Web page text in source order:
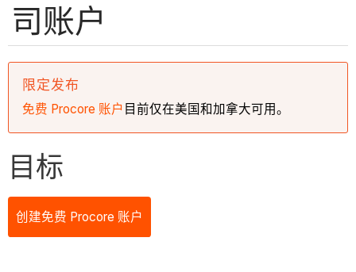
司账户
限定发布
免费 Procore 账户 目前仅在美国和加拿大可用。
目标
创建免费 Procore 账户